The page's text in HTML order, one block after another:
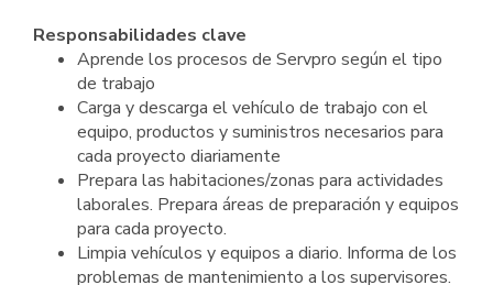
Responsabilidades clave
Aprende los procesos de Servpro según el tipo
de trabajo
Carga y descarga el vehículo de trabajo con el
equipo, productos y suministros necesarios para
cada proyecto diariamente
Prepara las habitaciones/zonas para actividades
laborales. Prepara áreas de preparación y equipos
para cada proyecto.
Limpia vehículos y equipos a diario. Informa de los
problemas de mantenimiento a los supervisores.